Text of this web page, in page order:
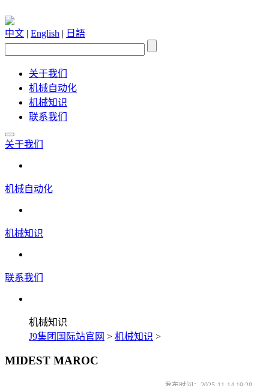
中文 | English | 日語
关于我们
机械自动化
机械知识
联系我们
关于我们
机械自动化
机械知识
联系我们
机械知识
J9集团国际站官网 > 机械知识 >
MIDEST MAROC